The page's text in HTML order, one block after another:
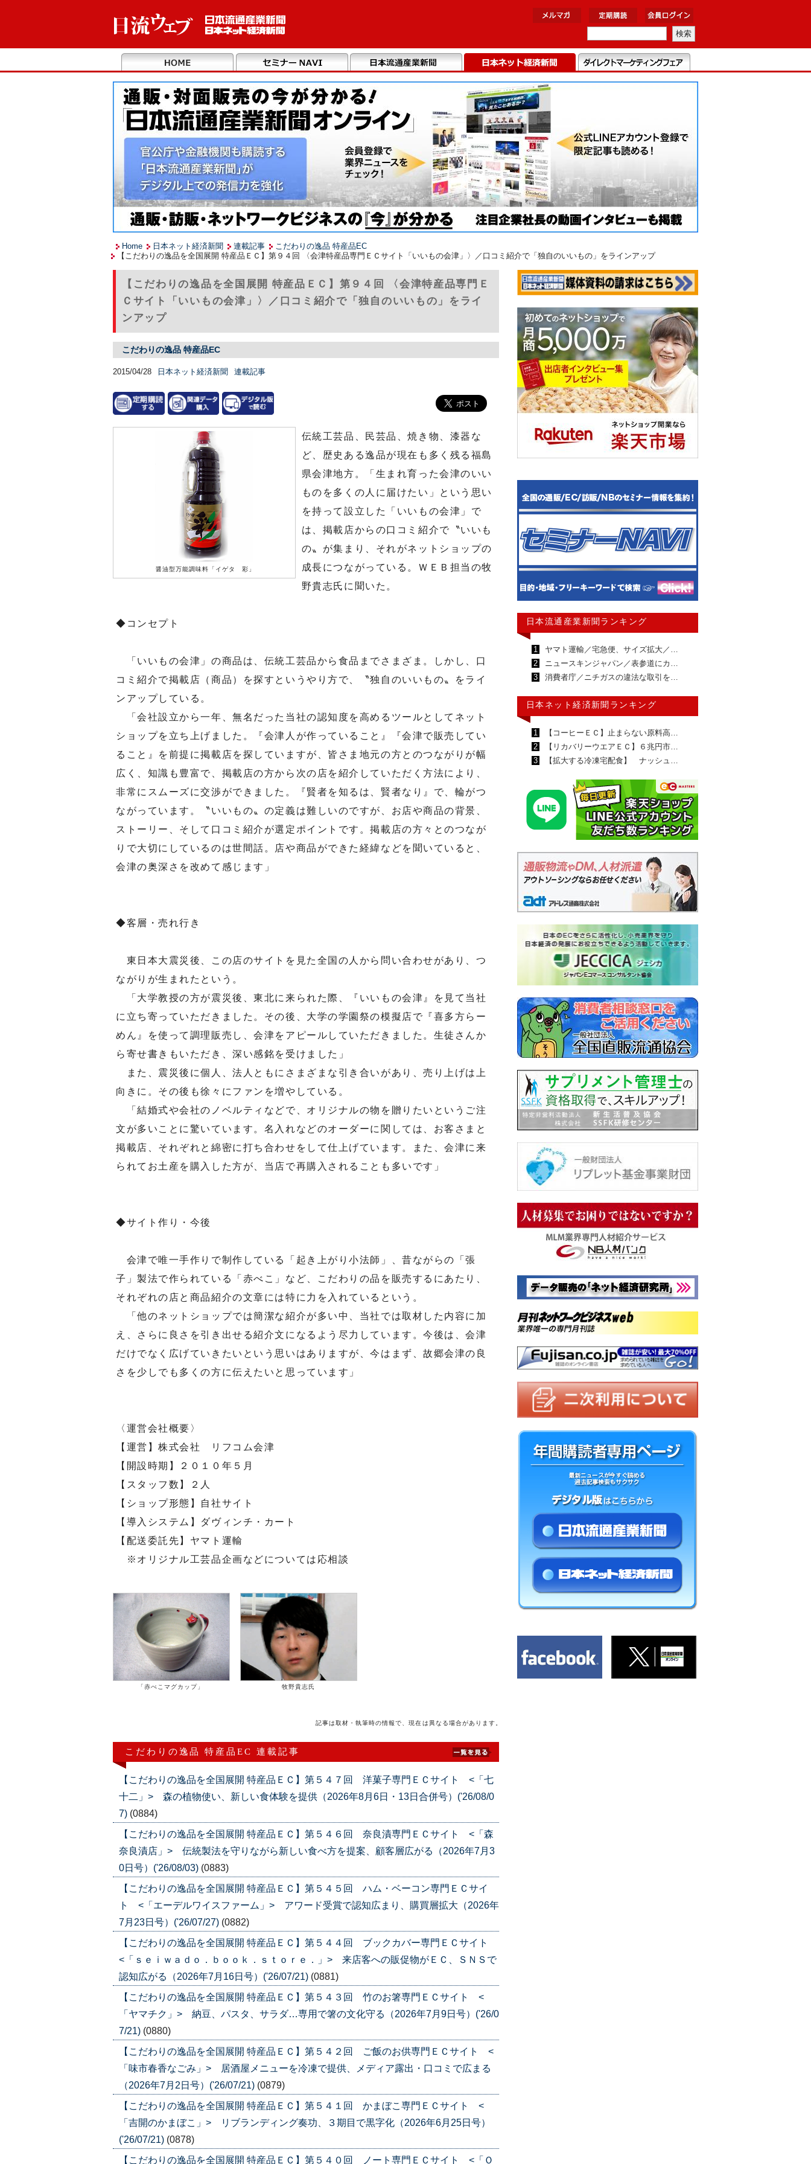
Home 日本ネット経済新聞 連載記事
こだわりの逸品 特産品EC
【こだわりの逸品を全国展開 特産品ＥＣ】第９４回 〈会津特産品専門ＥＣサイト「いいもの会津」〉／口コミ紹介で「独自のいいもの」をラインアップ
【こだわりの逸品を全国展開 特産品ＥＣ】第９４回 〈会津特産品専門Ｅ
Ｃサイト「いいもの会津」〉／口コミ紹介で「独自のいいもの」をライ
ンアップ
こだわりの逸品 特産品EC
2015/04/28 日本ネット経済新聞 連載記事
醤油型万能調味料「イゲタ 彩」
伝統工芸品、民芸品、焼き物、漆器な
ど、歴史ある逸品が現在も多く残る福島
県会津地方。「生まれ育った会津のいい
ものを多くの人に届けたい」という思い
を持って設立した「いいもの会津」で
は、掲載店からの口コミ紹介で〝いいも
の〟が集まり、それがネットショップの
成長につながっている。ＷＥＢ担当の牧
野貴志氏に聞いた。
◆コンセプト
「いいもの会津」の商品は、伝統工芸品から食品までさまざま。しかし、口
コミ紹介で掲載店（商品）を探すというやり方で、〝独自のいいもの〟をライ
ンアップしている。
「会社設立から一年、無名だった当社の認知度を高めるツールとしてネット
ショップを立ち上げました。『会津人が作っていること』『会津で販売してい
ること』を前提に掲載店を探していますが、皆さま地元の方とのつながりが幅
広く、知識も豊富で、掲載店の方から次の店を紹介していただく方法により、
非常にスムーズに交渉ができました。『賢者を知るは、賢者なり』で、輪がつ
ながっています。〝いいもの〟の定義は難しいのですが、お店や商品の背景、
ストーリー、そして口コミ紹介が選定ポイントです。掲載店の方々とのつなが
りで大切にしているのは世間話。店や商品ができた経緯などを聞いていると、
会津の奥深さを改めて感じます」
◆客層・売れ行き
東日本大震災後、この店のサイトを見た全国の人から問い合わせがあり、つ
ながりが生まれたという。
「大学教授の方が震災後、東北に来られた際、『いいもの会津』を見て当社
に立ち寄っていただきました。その後、大学の学園祭の模擬店で『喜多方らー
めん』を使って調理販売し、会津をアピールしていただきました。生徒さんか
ら寄せ書きもいただき、深い感銘を受けました」
また、震災後に個人、法人ともにさまざまな引き合いがあり、売り上げは上
向きに。その後も徐々にファンを増やしている。
「結婚式や会社のノベルティなどで、オリジナルの物を贈りたいというご注
文が多いことに驚いています。名入れなどのオーダーに関しては、お客さまと
掲載店、それぞれと綿密に打ち合わせをして仕上げています。また、会津に来
られてお土産を購入した方が、当店で再購入されることも多いです」
◆サイト作り・今後
会津で唯一手作りで制作している「起き上がり小法師」、昔ながらの「張
子」製法で作られている「赤べこ」など、こだわりの品を販売するにあたり、
それぞれの店と商品紹介の文章には特に力を入れているという。
「他のネットショップでは簡潔な紹介が多い中、当社では取材した内容に加
え、さらに良さを引き出せる紹介文になるよう尽力しています。今後は、会津
だけでなく広げていきたいという思いはありますが、今はまず、故郷会津の良
さを少しでも多くの方に伝えたいと思っています」
〈運営会社概要〉
【運営】株式会社 リフコム会津
【開設時期】２０１０年５月
【スタッフ数】２人
【ショップ形態】自社サイト
【導入システム】ダヴィンチ・カート
【配送委託先】ヤマト運輸
※オリジナル工芸品企画などについては応相談
「赤べこマグカップ」 牧野貴志氏
記事は取材・執筆時の情報で、現在は異なる場合があります。
こだわりの逸品 特産品EC 連載記事
【こだわりの逸品を全国展開 特産品ＥＣ】第５４７回 洋菓子専門ＥＣサイト <「七
十二」> 森の植物使い、新しい食体験を提供（2026年8月6日・13日合併号）('26/08/0
7) (0884)
【こだわりの逸品を全国展開 特産品ＥＣ】第５４６回 奈良漬専門ＥＣサイト <「森
奈良漬店」> 伝統製法を守りながら新しい食べ方を提案、顧客層広がる（2026年7月3
0日号）('26/08/03) (0883)
【こだわりの逸品を全国展開 特産品ＥＣ】第５４５回 ハム・ベーコン専門ＥＣサイ
ト <「エーデルワイスファーム」> アワード受賞で認知広まり、購買層拡大（2026年
7月23日号）('26/07/27) (0882)
【こだわりの逸品を全国展開 特産品ＥＣ】第５４４回 ブックカバー専門ＥＣサイト
<「ｓｅｉｗａｄｏ．ｂｏｏｋ．ｓｔｏｒｅ．」> 来店客への販促物がＥＣ、ＳＮＳで
認知広がる（2026年7月16日号）('26/07/21) (0881)
【こだわりの逸品を全国展開 特産品ＥＣ】第５４３回 竹のお箸専門ＥＣサイト <
「ヤマチク」> 納豆、パスタ、サラダ…専用で箸の文化守る（2026年7月9日号）('26/0
7/21) (0880)
【こだわりの逸品を全国展開 特産品ＥＣ】第５４２回 ご飯のお供専門ＥＣサイト <
「味市春香なごみ」> 居酒屋メニューを冷凍で提供、メディア露出・口コミで広まる
（2026年7月2日号）('26/07/21) (0879)
【こだわりの逸品を全国展開 特産品ＥＣ】第５４１回 かまぼこ専門ＥＣサイト <
「吉開のかまぼこ」> リブランディング奏功、３期目で黒字化（2026年6月25日号）
('26/07/21) (0878)
【こだわりの逸品を全国展開 特産品ＥＣ】第５４０回 ノート専門ＥＣサイト <「Ｏ
日本流通産業新聞ランキング
1
ヤマト運輸／宅急便、サイズ拡大／…
2
ニュースキンジャパン／表参道にカ…
3
消費者庁／ニチガスの違法な取引を…
日本ネット経済新聞ランキング
1
【コーヒーＥＣ】止まらない原料高…
2
【リカバリーウエアＥＣ】６兆円市…
3
【拡大する冷凍宅配食】 ナッシュ…